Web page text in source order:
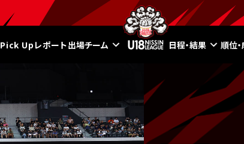
Pick Upレポート出場チーム 日程・結果 順位